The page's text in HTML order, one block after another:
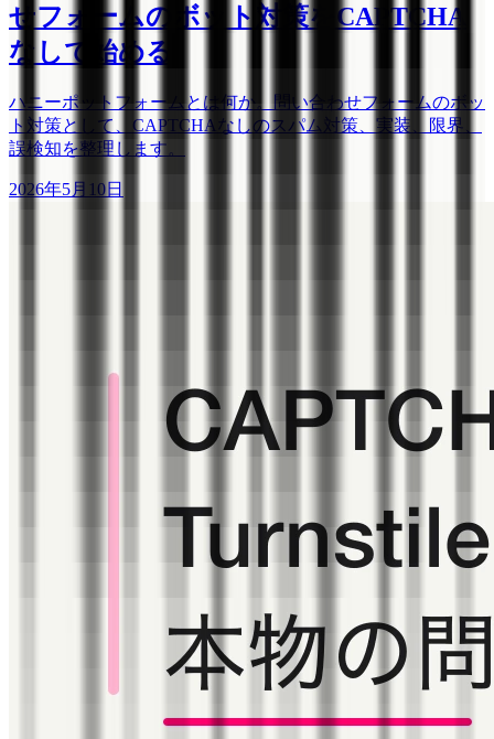
せフォームのボット対策をCAPTCHA
なしで始める
ハニーポットフォームとは何か。問い合わせフォームのボッ
ト対策として、CAPTCHAなしのスパム対策、実装、限界、
誤検知を整理します。
2026年5月10日